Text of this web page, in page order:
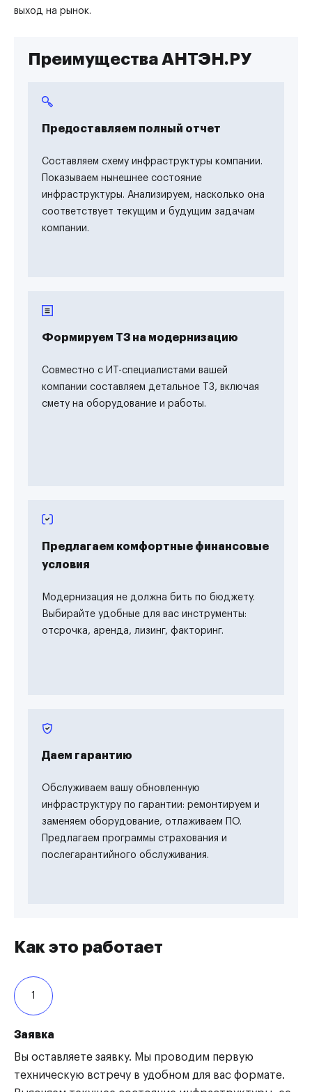
выход на рынок.
Преимущества АНТЭН.РУ
Предоставляем полный отчет
Составляем схему инфраструктуры компании.
Показываем нынешнее состояние
инфраструктуры. Анализируем, насколько она
соответствует текущим и будущим задачам
компании.
Формируем ТЗ на модернизацию
Совместно с ИТ-специалистами вашей
компании составляем детальное ТЗ, включая
смету на оборудование и работы.
Предлагаем комфортные финансовые
условия
Модернизация не должна бить по бюджету.
Выбирайте удобные для вас инструменты:
отсрочка, аренда, лизинг, факторинг.
Даем гарантию
Обслуживаем вашу обновленную
инфраструктуру по гарантии: ремонтируем и
заменяем оборудование, отлаживаем ПО.
Предлагаем программы страхования и
послегарантийного обслуживания.
Как это работает
1
Заявка
Вы оставляете заявку. Мы проводим первую
техническую встречу в удобном для вас формате.